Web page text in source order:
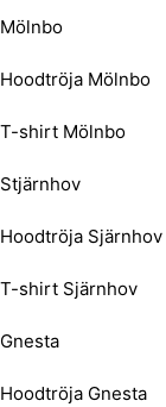
Mölnbo
Hoodtröja Mölnbo
T-shirt Mölnbo
Stjärnhov
Hoodtröja Sjärnhov
T-shirt Sjärnhov
Gnesta
Hoodtröja Gnesta